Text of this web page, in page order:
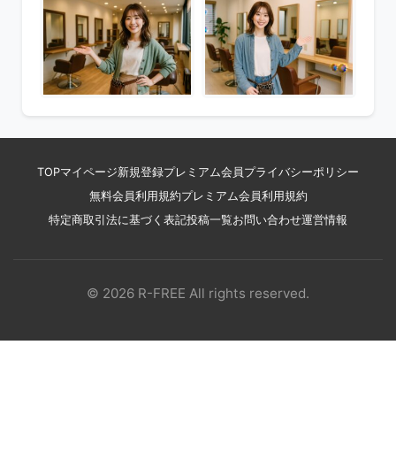
TOPマイページ新規登録プレミアム会員 プライバシーポリシー
無料会員利用規約プレミアム会員利用規約
特定商取引法に基づく表記投稿一覧お問い合わせ運営情報
© 2026 R-FREE All rights reserved.